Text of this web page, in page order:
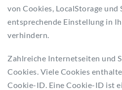
von Cookies, LocalStorage und
entsprechende Einstellung in
verhindern.
Zahlreiche Internetseiten und
Cookies. Viele Cookies
Cookie-ID. Eine Cookie-ID ist